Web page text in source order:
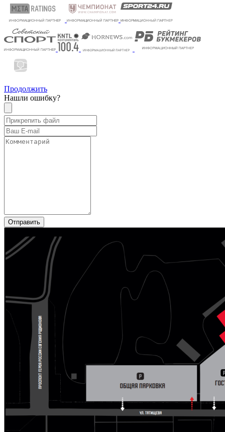
Продолжить
Нашли ошибку?